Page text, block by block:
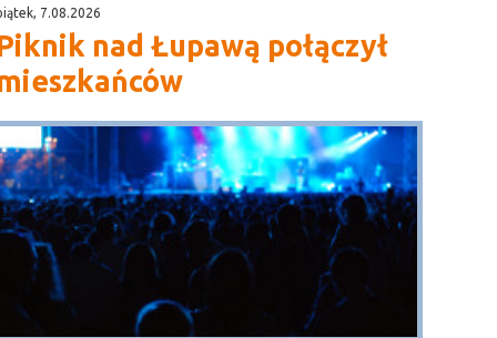
7.08.2026
nad Łupawą połączył